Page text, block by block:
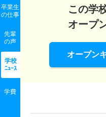
卒業生
の仕事
先輩
の声
学校
ﾆｭｰｽ
学費
この学
オープ
オープン